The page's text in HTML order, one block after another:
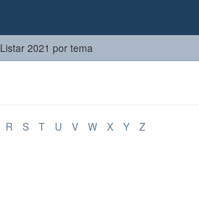
Listar 2021 por tema
R S T U V W X Y Z